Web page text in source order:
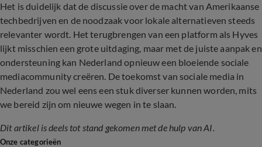
Het is duidelijk dat de discussie over de macht van Amerikaanse
techbedrijven en de noodzaak voor lokale alternatieven steeds
relevanter wordt. Het terugbrengen van een platform als Hyves
lijkt misschien een grote uitdaging, maar met de juiste aanpak en
ondersteuning kan Nederland opnieuw een bloeiende sociale
mediacommunity creëren. De toekomst van sociale media in
Nederland zou wel eens een stuk diverser kunnen worden, mits
we bereid zijn om nieuwe wegen in te slaan.
Dit artikel is deels tot stand gekomen met de hulp van AI.
Onze categorieën